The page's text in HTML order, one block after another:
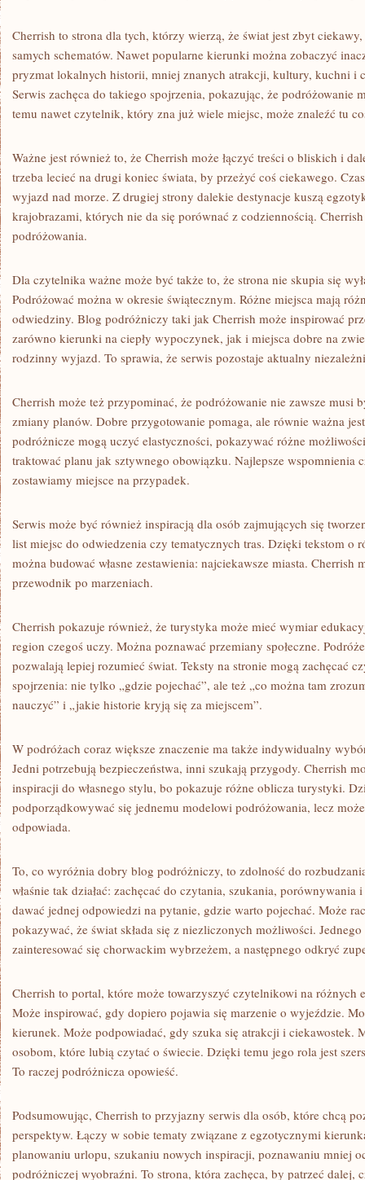
Cherrish to strona dla tych, którzy wierzą, że świat jest zbyt
samych schematów. Nawet popularne kierunki można zobaczyć
pryzmat lokalnych historii, mniej znanych atrakcji, kultury, kuchni i
Serwis zachęca do takiego spojrzenia, pokazując, że podróżowanie
temu nawet czytelnik, który zna już wiele miejsc, może znaleźć tu
Ważne jest również to, że Cherrish może łączyć treści o bliskich i
trzeba lecieć na drugi koniec świata, by przeżyć coś ciekawego.
wyjazd nad morze. Z drugiej strony dalekie destynacje kuszą
krajobrazami, których nie da się porównać z codziennością.
podróżowania.
Dla czytelnika ważne może być także to, że strona nie skupia się
Podróżować można w okresie świątecznym. Różne miejsca mają
odwiedziny. Blog podróżniczy taki jak Cherrish może inspirować
zarówno kierunki na ciepły wypoczynek, jak i miejsca dobre na
rodzinny wyjazd. To sprawia, że serwis pozostaje aktualny
Cherrish może też przypominać, że podróżowanie nie zawsze musi
zmiany planów. Dobre przygotowanie pomaga, ale równie ważna
podróżnicze mogą uczyć elastyczności, pokazywać różne
traktować planu jak sztywnego obowiązku. Najlepsze wspomnienia
zostawiamy miejsce na przypadek.
Serwis może być również inspiracją dla osób zajmujących się
list miejsc do odwiedzenia czy tematycznych tras. Dzięki tekstom o
można budować własne zestawienia: najciekawsze miasta. Cherrish
przewodnik po marzeniach.
Cherrish pokazuje również, że turystyka może mieć wymiar
region czegoś uczy. Można poznawać przemiany społeczne.
pozwalają lepiej rozumieć świat. Teksty na stronie mogą zachęcać
spojrzenia: nie tylko „gdzie pojechać”, ale też „co można tam
nauczyć” i „jakie historie kryją się za miejscem”.
W podróżach coraz większe znaczenie ma także indywidualny
Jedni potrzebują bezpieczeństwa, inni szukają przygody. Cherrish
inspiracji do własnego stylu, bo pokazuje różne oblicza turystyki.
podporządkowywać się jednemu modelowi podróżowania, lecz
odpowiada.
To, co wyróżnia dobry blog podróżniczy, to zdolność do
właśnie tak działać: zachęcać do czytania, szukania,
dawać jednej odpowiedzi na pytanie, gdzie warto pojechać. Może
pokazywać, że świat składa się z niezliczonych możliwości.
zainteresować się chorwackim wybrzeżem, a następnego odkryć
Cherrish to portal, które może towarzyszyć czytelnikowi na różnych
Może inspirować, gdy dopiero pojawia się marzenie o wyjeździe.
kierunek. Może podpowiadać, gdy szuka się atrakcji i ciekawostek.
osobom, które lubią czytać o świecie. Dzięki temu jego rola jest
To raczej podróżnicza opowieść.
Podsumowując, Cherrish to przyjazny serwis dla osób, które chcą
perspektyw. Łączy w sobie tematy związane z egzotycznymi
planowaniu urlopu, szukaniu nowych inspiracji, poznawaniu mniej
podróżniczej wyobraźni. To strona, która zachęca, by patrzeć dalej,